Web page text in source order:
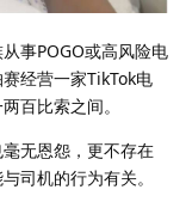
事POGO或高风险电
经营一家TikTok电
百比索之间。
无恩怨，更不存在
司机的行为有关。